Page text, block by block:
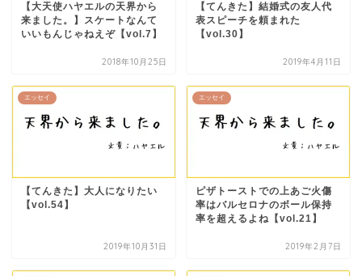
【大天使ハヤエルの天界から
来ました。】スケートなんて
いいもんじゃねえぞ【vol.7】
2018年10月25日
【てんきた】結婚式の友人代
表スピーチを頼まれた
【vol.30】
2019年4月11日
エッセイ
【てんきた】大人になりたい
【vol.54】
2019年10月31日
エッセイ
ピザトーストでの上あご火傷
率はバルセロナのボール保持
率を超えるよね【vol.21】
2019年2月7日